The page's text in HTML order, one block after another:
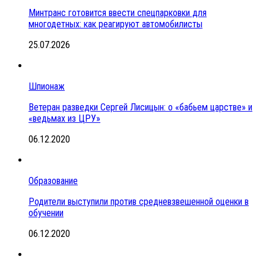
Минтранс готовится ввести спецпарковки для
многодетных: как реагируют автомобилисты
25.07.2026
Шпионаж
Ветеран разведки Сергей Лисицын: о «бабьем царстве» и
«ведьмах из ЦРУ»
06.12.2020
Образование
Родители выступили против средневзвешенной оценки в
обучении
06.12.2020